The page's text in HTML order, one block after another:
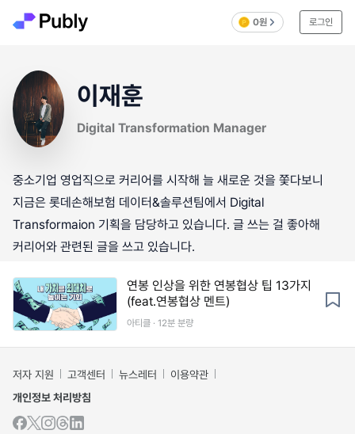
0원 로그인
이재훈
Digital Transformation Manager
중소기업 영업직으로 커리어를 시작해 늘 새로운 것을 쫓다보니
지금은 롯데손해보험 데이터&솔루션팀에서 Digital
Transformaion 기획을 담당하고 있습니다. 글 쓰는 걸 좋아해
커리어와 관련된 글을 쓰고 있습니다.
연봉 인상을 위한 연봉협상 팁 13가지
(feat.연봉협상 멘트)
아티클 · 12분 분량
저자 지원 고객센터 뉴스레터
이용약관
개인정보 처리방침